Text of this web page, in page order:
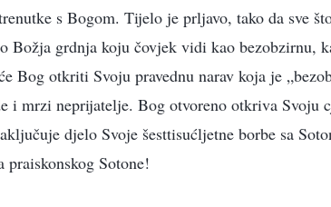
s Bogom. Tijelo je prljavo, tako da sve
Božja grdnja koju čovjek vidi kao bezobzirnu,
Bog otkriti Svoju pravednu narav koja je
i mrzi neprijatelje. Bog otvoreno otkriva Svoju
djelo Svoje šesttisućljetne borbe sa
praiskonskog Sotone!